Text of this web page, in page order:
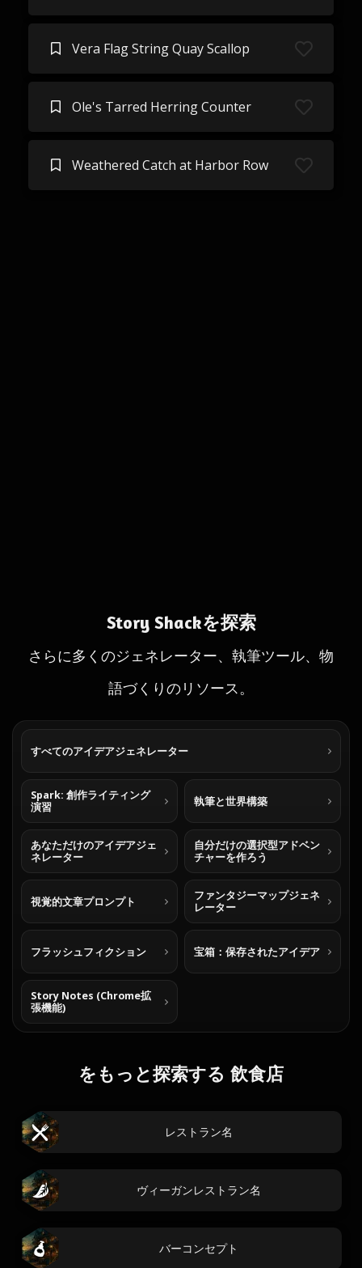
Vera Flag String Quay Scallop
Ole's Tarred Herring Counter
Weathered Catch at Harbor Row
Story Shackを探索
さらに多くのジェネレーター、執筆ツール、物
語づくりのリソース。
すべてのアイデアジェネレーター
Spark: 創作ライティング
演習
執筆と世界構築
あなただけのアイデアジェ
ネレーター
自分だけの選択型アドベン
チャーを作ろう
視覚的文章プロンプト
ファンタジーマップジェネ
レーター
フラッシュフィクション 宝箱：保存されたアイデア
Story Notes (Chrome拡
張機能)
をもっと探索する 飲食店
レストラン名
ヴィーガンレストラン名
バーコンセプト